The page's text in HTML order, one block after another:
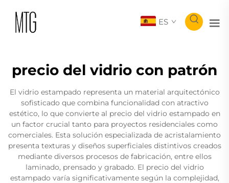
ES
precio del vidrio con patrón
El vidrio estampado representa un material arquitectónico
sofisticado que combina funcionalidad con atractivo
estético, lo que convierte al precio del vidrio estampado en
un factor crucial tanto para proyectos residenciales como
comerciales. Esta solución especializada de acristalamiento
presenta texturas y diseños superficiales distintivos creados
mediante diversos procesos de fabricación, entre ellos
laminado, prensado y grabado. El precio del vidrio
estampado varía significativamente según la complejidad,